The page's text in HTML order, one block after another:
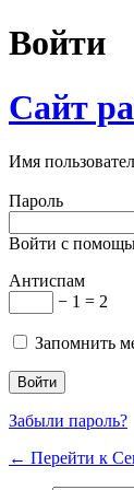
Войти
Сайт
Имя
Пароль
Войти с
Антиспам
− 1 = 2
Запомнить
Забыли пароль?
← Перейти к